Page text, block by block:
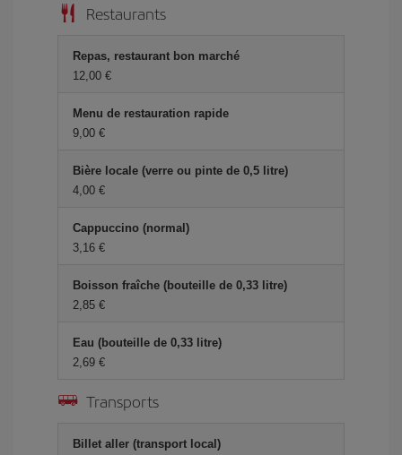
Restaurants
Repas, restaurant bon marché
12,00 €
Menu de restauration rapide
9,00 €
Bière locale (verre ou pinte de 0,5 litre)
4,00 €
Cappuccino (normal)
3,16 €
Boisson fraîche (bouteille de 0,33 litre)
2,85 €
Eau (bouteille de 0,33 litre)
2,69 €
Transports
Billet aller (transport local)